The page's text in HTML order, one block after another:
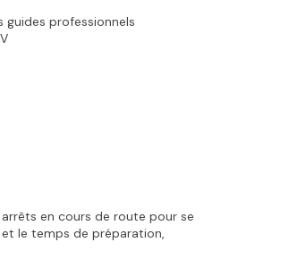
professionnels
en cours de route pour se
le temps de préparation,